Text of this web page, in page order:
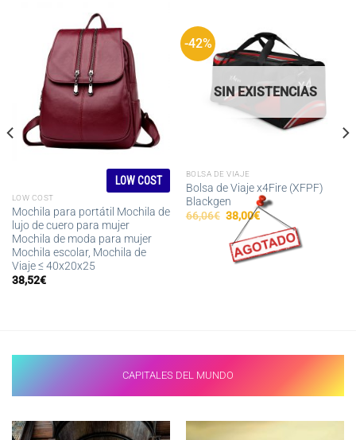
LOW COST
LOW COST
Mochila para portátil Mochila de
lujo de cuero para mujer
Mochila de moda para mujer
Mochila escolar, Mochila de
Viaje ≤ 40x20x25
38,52€
-42%
SIN EXISTENCIAS
BOLSA DE VIAJE
Bolsa de Viaje x4Fire (XFPF)
Blackgen
66,06€ El
precio
original
era:
66,06€.
38,00€El
precio
actual
es:
38,00€.
CAPITALES DEL MUNDO